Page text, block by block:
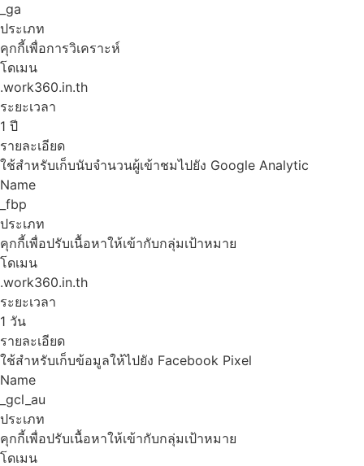
_ga
ประเภท
คุกกี้เพื่อการวิเคราะห์
โดเมน
.work360.in.th
ระยะเวลา
1 ปี
รายละเอียด
ใช้สำหรับเก็บนับจำนวนผู้เข้าชมไปยัง Google Analytic
Name
_fbp
ประเภท
คุกกี้เพื่อปรับเนื้อหาให้เข้ากับกลุ่มเป้าหมาย
โดเมน
.work360.in.th
ระยะเวลา
1 วัน
รายละเอียด
ใช้สำหรับเก็บข้อมูลให้ไปยัง Facebook Pixel
Name
_gcl_au
ประเภท
คุกกี้เพื่อปรับเนื้อหาให้เข้ากับกลุ่มเป้าหมาย
โดเมน